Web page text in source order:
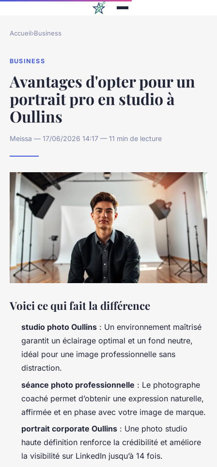
Accueil›Business
BUSINESS
Avantages d'opter pour un
portrait pro en studio à
Oullins
Meissa — 17/06/2026 14:17 — 11 min de lecture
Voici ce qui fait la différence
studio photo Oullins : Un environnement maîtrisé
garantit un éclairage optimal et un fond neutre,
idéal pour une image professionnelle sans
distraction.
séance photo professionnelle : Le photographe
coaché permet d’obtenir une expression naturelle,
affirmée et en phase avec votre image de marque.
portrait corporate Oullins : Une photo studio
haute définition renforce la crédibilité et améliore
la visibilité sur LinkedIn jusqu’à 14 fois.